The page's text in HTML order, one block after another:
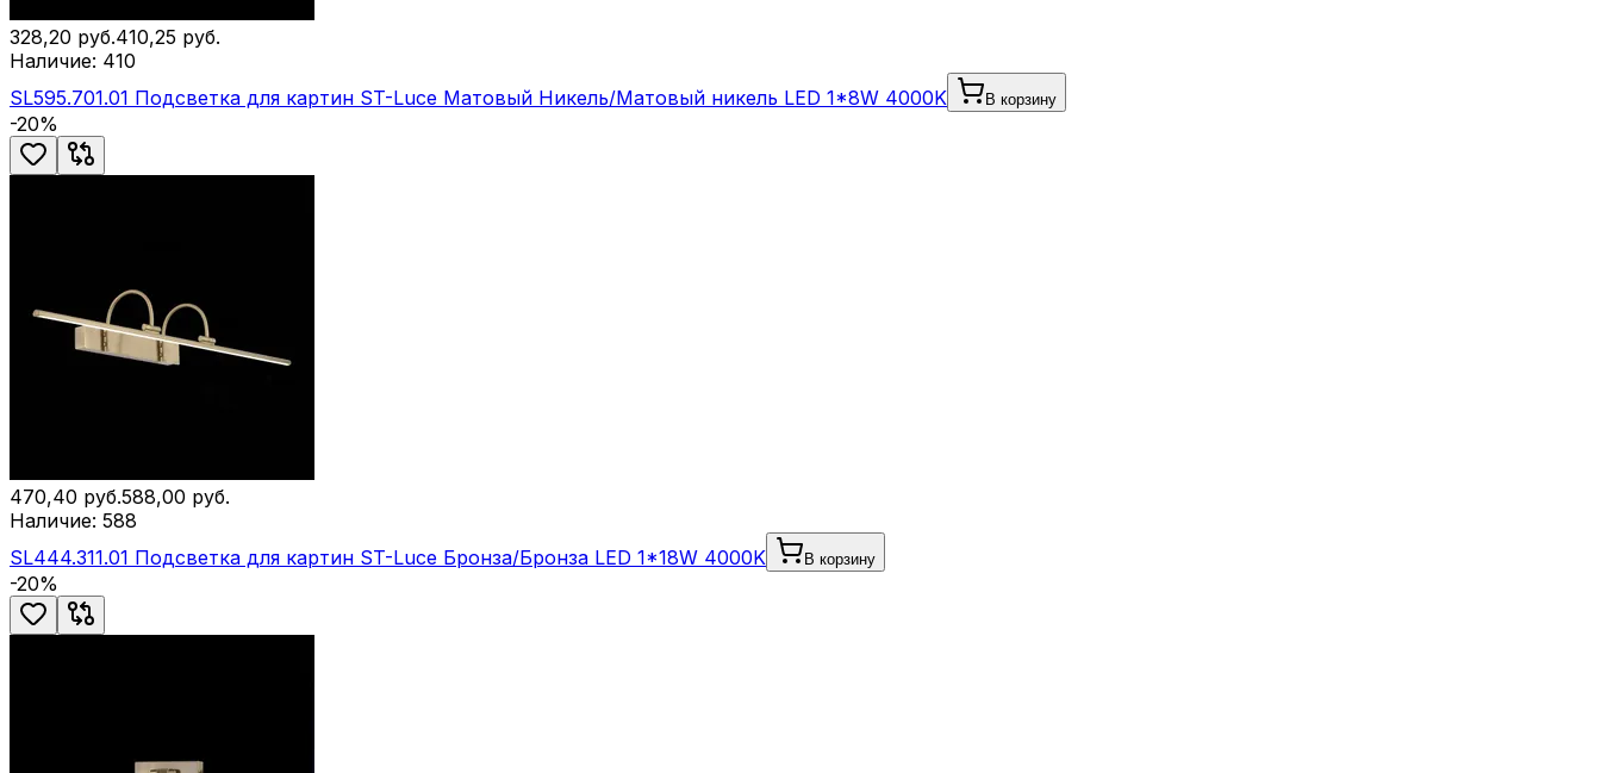
328,20 руб.410,25 руб.
Наличие: 410
SL595.701.01 Подсветка для картин ST-Luce Матовый Никель/Матовый никель LED 1*8W 4000K
В корзину
-20%
470,40 руб.588,00 руб.
Наличие: 588
SL444.311.01 Подсветка для картин ST-Luce Бронза/Бронза LED 1*18W 4000K
В корзину
-20%